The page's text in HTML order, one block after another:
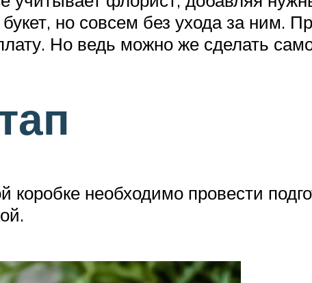
но совсем без ухода за ним.
Но ведь можно же сделать
необходимо провести